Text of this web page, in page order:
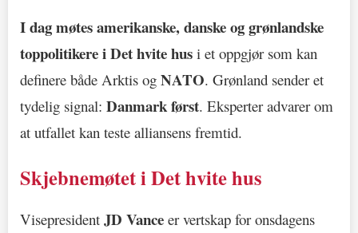
I dag møtes amerikanske, danske og grønlandske
toppolitikere i Det hvite hus i et oppgjør som kan
definere både Arktis og NATO. Grønland sender et
tydelig signal: Danmark først. Eksperter advarer om
at utfallet kan teste alliansens fremtid.
Skjebnemøtet i Det hvite hus
Visepresident JD Vance er vertskap for onsdagens